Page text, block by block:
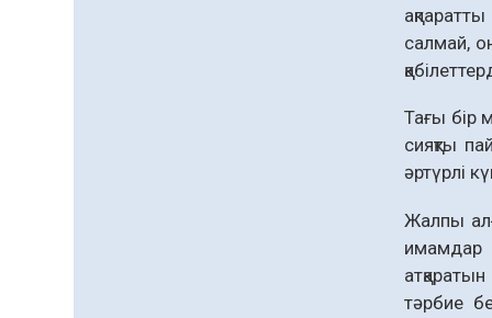
салмай,
Тағы бір
сияқты
әртүрлі
Жалпы
имамдар
тәрбие